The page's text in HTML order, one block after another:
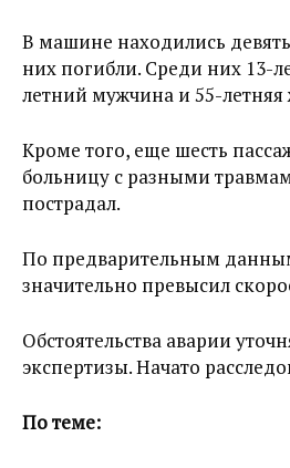
В машине находились
них погибли. Среди них 13-
летний мужчина и 55-
Кроме того, еще шесть
больницу с разными
пострадал.
По предварительным
значительно превысил
Обстоятельства аварии
экспертизы. Начато
По теме: